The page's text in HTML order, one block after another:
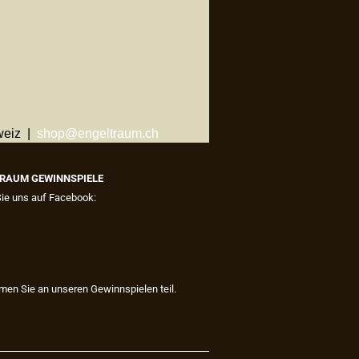
| shop@engeltraum.ch
GEWINNSPIELE
uns auf Facebook:
Sie an unseren Gewinnspielen teil.